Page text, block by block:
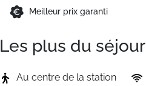
Meilleur prix garanti
Les plus du séjour
Au centre de la station